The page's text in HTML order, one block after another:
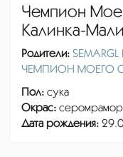
Чемпион
Калинка-
Родители: SEMARGL
ЧЕМПИОН МОЕГО
Пол: сука
Окрас:
Дата рождения: